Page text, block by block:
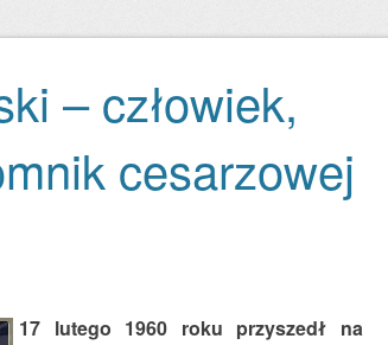
– człowiek,
cesarzowej
17 lutego 1960 roku przyszedł na